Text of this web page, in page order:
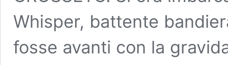
Whisper, battente
fosse avanti con la